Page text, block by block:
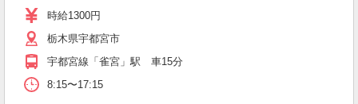
時給1300円
栃木県宇都宮市
宇都宮線「雀宮」駅 車15分
8:15〜17:15